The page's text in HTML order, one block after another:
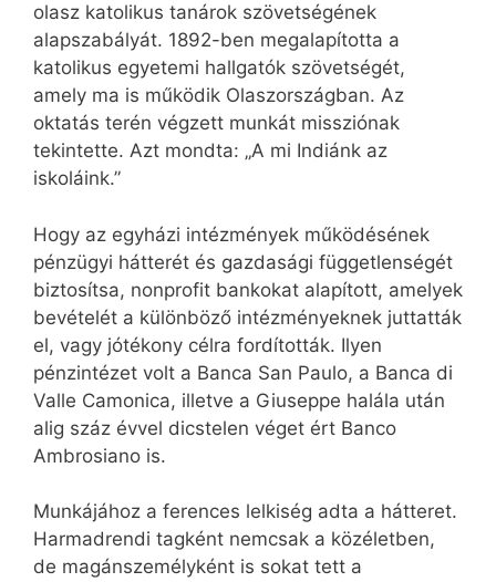
olasz katolikus tanárok szövetségének
alapszabályát. 1892-ben megalapította a
katolikus egyetemi hallgatók szövetségét,
amely ma is működik Olaszországban. Az
oktatás terén végzett munkát missziónak
tekintette. Azt mondta: „A mi Indiánk az
iskoláink.”
Hogy az egyházi intézmények működésének
pénzügyi hátterét és gazdasági függetlenségét
biztosítsa, nonprofit bankokat alapított, amelyek
bevételét a különböző intézményeknek juttatták
el, vagy jótékony célra fordították. Ilyen
pénzintézet volt a Banca San Paulo, a Banca di
Valle Camonica, illetve a Giuseppe halála után
alig száz évvel dicstelen véget ért Banco
Ambrosiano is.
Munkájához a ferences lelkiség adta a hátteret.
Harmadrendi tagként nemcsak a közéletben,
de magánszemélyként is sokat tett a